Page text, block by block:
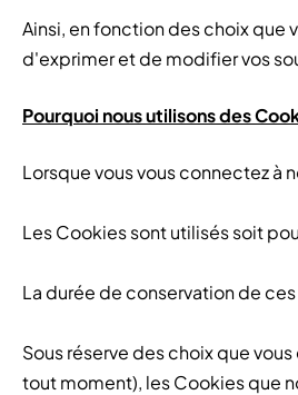
Ainsi, en fonction des choix que
d'exprimer et de modifier vos
Pourquoi nous utilisons des
Lorsque vous vous connectez à
Les Cookies sont utilisés soit
La durée de conservation de
Sous réserve des choix que
tout moment), les Cookies que